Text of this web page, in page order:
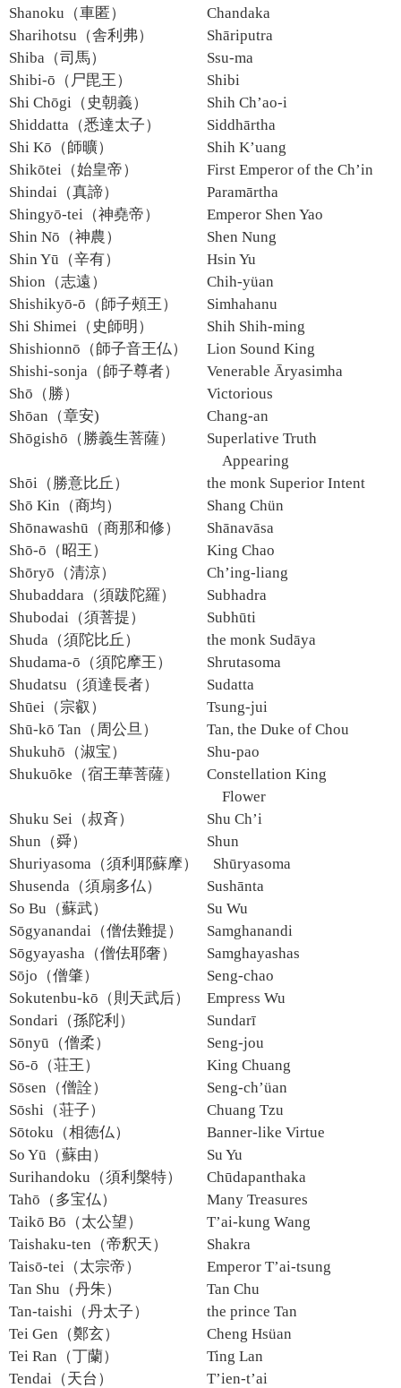
Shanoku（車匿）
Chandaka
Sharihotsu（舎利弗）
Shāriputra
Shiba（司馬）
Ssu-ma
Shibi-ō（尸毘王）
Shibi
Shi Chōgi（史朝義）
Shih Ch’ao-i
Shiddatta（悉達太子）
Siddhārtha
Shi Kō（師曠）
Shih K’uang
Shikōtei（始皇帝）
First Emperor of the Ch’in
Shindai（真諦）
Paramārtha
Shingyō-tei（神堯帝）
Emperor Shen Yao
Shin Nō（神農）
Shen Nung
Shin Yū（辛有）
Hsin Yu
Shion（志遠）
Chih-yüan
Shishikyō-ō（師子頰王）
Simhahanu
Shi Shimei（史師明）
Shih Shih-ming
Shishionnō（師子音王仏）
Lion Sound King
Shishi-sonja（師子尊者）
Venerable Āryasimha
Shō（勝）
Victorious
Shōan（章安)
Chang-an
Shōgishō（勝義生菩薩）
Superlative Truth
Appearing
Shōi（勝意比丘）
the monk Superior Intent
Shō Kin（商均）
Shang Chün
Shōnawashū（商那和修）
Shānavāsa
Shō-ō（昭王）
King Chao
Shōryō（清涼）
Ch’ing-liang
Shubaddara（須跋陀羅）
Subhadra
Shubodai（須菩提）
Subhūti
Shuda（須陀比丘）
the monk Sudāya
Shudama-ō（須陀摩王）
Shrutasoma
Shudatsu（須達長者）
Sudatta
Shūei（宗叡）
Tsung-jui
Shū-kō Tan（周公旦）
Tan, the Duke of Chou
Shukuhō（淑宝）
Shu-pao
Shukuōke（宿王華菩薩）
Constellation King
Flower
Shuku Sei（叔斉）
Shu Ch’i
Shun（舜）
Shun
Shuriyasoma（須利耶蘇摩）
Shūryasoma
Shusenda（須扇多仏）
Sushānta
So Bu（蘇武）
Su Wu
Sōgyanandai（僧佉難提）
Samghanandi
Sōgyayasha（僧佉耶奢）
Samghayashas
Sōjo（僧肇）
Seng-chao
Sokutenbu-kō（則天武后）
Empress Wu
Sondari（孫陀利）
Sundarī
Sōnyū（僧柔）
Seng-jou
Sō-ō（荘王）
King Chuang
Sōsen（僧詮）
Seng-ch’üan
Sōshi（荘子）
Chuang Tzu
Sōtoku（相徳仏）
Banner-like Virtue
So Yū（蘇由）
Su Yu
Surihandoku（須利槃特）
Chūdapanthaka
Tahō（多宝仏）
Many Treasures
Taikō Bō（太公望）
T’ai-kung Wang
Taishaku-ten（帝釈天）
Shakra
Taisō-tei（太宗帝）
Emperor T’ai-tsung
Tan Shu（丹朱）
Tan Chu
Tan-taishi（丹太子）
the prince Tan
Tei Gen（鄭玄）
Cheng Hsüan
Tei Ran（丁蘭）
Ting Lan
Tendai（天台）
T’ien-t’ai